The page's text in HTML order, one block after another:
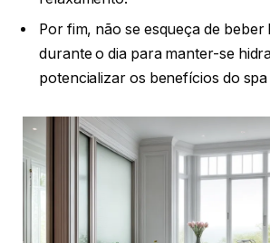
Por fim, não se esqueça de beber
durante o dia para manter-se
potencializar os benefícios do spa